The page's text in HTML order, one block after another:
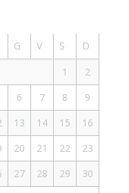
G V S
D
1
2
6 7 8
9
13 14 15
16
20 21 22
23
27 28 29
30